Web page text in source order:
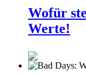
Wofür
Werte!